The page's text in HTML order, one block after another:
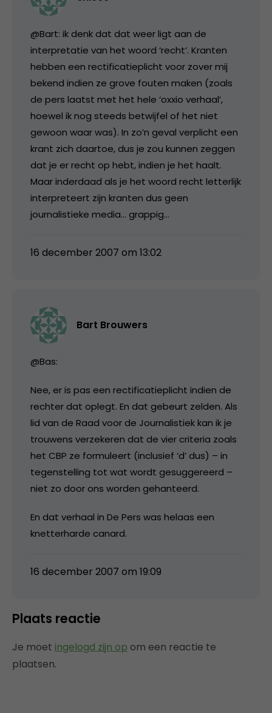
@Bart: ik denk dat dat weer ligt aan de
interpretatie van het woord ‘recht’. Kranten
hebben een rectificatieplicht voor zover mij
bekend indien ze grove fouten maken (zoals
de pers laatst met het hele ‘oxxio verhaal’,
hoewel ik nog steeds betwijfel of het niet
gewoon waar was). In zo’n geval verplicht een
krant zich daartoe, dus je zou kunnen zeggen
dat je er recht op hebt, indien je het haalt.
Maar inderdaad als je het woord recht letterlijk
interpreteert zijn kranten dus geen
journalistieke media… grappig…
16 december 2007 om 13:02
Bart Brouwers
@Bas:
Nee, er is pas een rectificatieplicht indien de
rechter dat oplegt. En dat gebeurt zelden. Als
lid van de Raad voor de Journalistiek kan ik je
trouwens verzekeren dat de vier criteria zoals
het CBP ze formuleert (inclusief ‘d’ dus) – in
tegenstelling tot wat wordt gesuggereerd –
niet zo door ons worden gehanteerd.
En dat verhaal in De Pers was helaas een
knetterharde canard.
16 december 2007 om 19:09
Plaats reactie
Je moet ingelogd zijn op om een reactie te
plaatsen.